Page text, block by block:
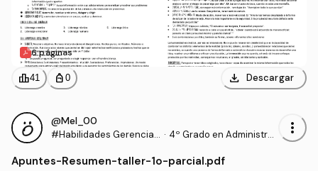
6 páginas
leaderboard41 personal_bag 0 download Descargar
@Mel_00
#Habilidades Gerencial
· 4º Grado en Administra
esas (UHU)
more_vert
Apuntes-Resumen-taller-1o-parcial.pdf